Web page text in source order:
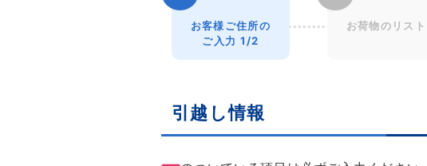
お客様ご住所の
ご入力 1/2
お荷物のリスト
引越し情報